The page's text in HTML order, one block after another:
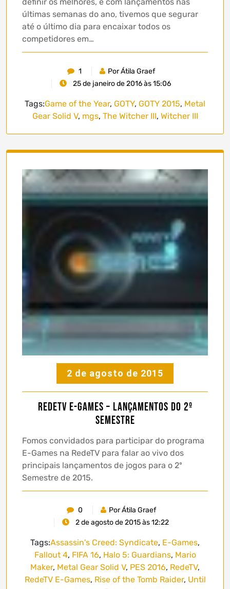
últimas semanas do ano, tivemos que segurar
até o último dia para encaixar todos os
competidores em…
1
Por Átila Graef
25 de janeiro de 2016 às 15:06
Tags:Game of the Year, GOTY, GOTY 2015, Metal
Gear Solid V, mgs, The Witcher III, Witcher III
2 de agosto de 2015
RedeTV E-Games – Lançamentos do 2º
Semestre
Fomos convidados para participar do programa
E-Games na RedeTV para falar ao vivo dos
principais lançamentos de jogos para o 2º
Semestre de 2015.
0
Por Átila Graef
2 de agosto de 2015 às 12:22
Tags:Assassin's Creed: Syndicate, E-Games,
Fallout 4, FIFA 16, Halo 5: Guardians, Mario
Maker, Metal Gear Solid V, PES 2016, RedeTV,
RedeTV E-Games, Rise of the Tomb Raider, Until